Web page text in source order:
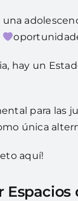
hay un
para las
única
aquí!